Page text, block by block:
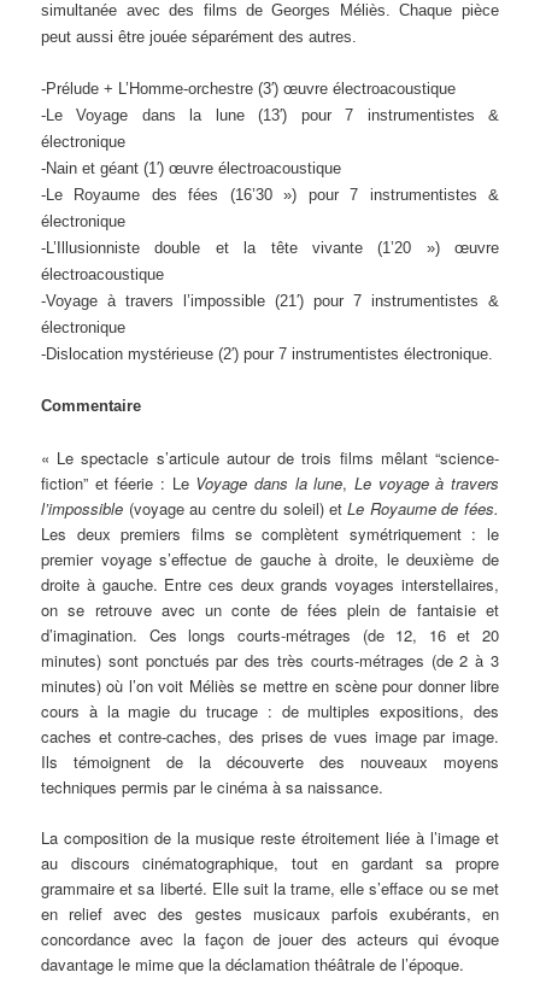
simultanée avec des films de Georges Méliès. Chaque pièce
peut aussi être jouée séparément des autres.
-Prélude + L’Homme-orchestre (3′) œuvre électroacoustique
-Le Voyage dans la lune (13′) pour 7 instrumentistes &
électronique
-Nain et géant (1′) œuvre électroacoustique
-Le Royaume des fées (16’30 ») pour 7 instrumentistes &
électronique
-L’Illusionniste double et la tête vivante (1’20 ») œuvre
électroacoustique
-Voyage à travers l’impossible (21′) pour 7 instrumentistes &
électronique
-Dislocation mystérieuse (2′) pour 7 instrumentistes électronique.
Commentaire
« Le spectacle s’articule autour de trois films mêlant “science-
fiction” et féerie : Le Voyage dans la lune, Le voyage à travers
l’impossible (voyage au centre du soleil) etLe Royaume de fées.
Les deux premiers films se complètent symétriquement : le
premier voyage s’effectue de gauche à droite, le deuxième de
droite à gauche. Entre ces deux grands voyages interstellaires,
on se retrouve avec un conte de fées plein de fantaisie et
d’imagination. Ces longs courts-métrages (de 12, 16 et 20
minutes) sont ponctués par des très courts-métrages (de 2 à 3
minutes) où l’on voit Méliès se mettre en scène pour donner libre
cours à la magie du trucage : de multiples expositions, des
caches et contre-caches, des prises de vues image par image.
Ils témoignent de la découverte des nouveaux moyens
techniques permis par le cinéma à sa naissance.
La composition de la musique reste étroitement liée à l’image et
au discours cinématographique, tout en gardant sa propre
grammaire et sa liberté. Elle suit la trame, elle s’efface ou se met
en relief avec des gestes musicaux parfois exubérants, en
concordance avec la façon de jouer des acteurs qui évoque
davantage le mime que la déclamation théâtrale de l’époque.